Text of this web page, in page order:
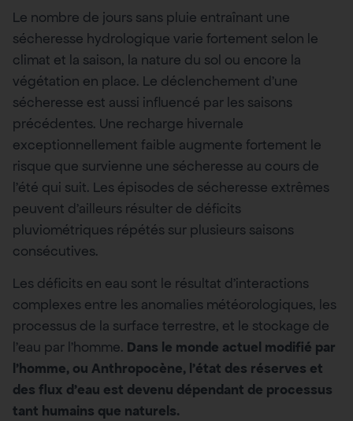
Le nombre de jours sans pluie entraînant une
sécheresse hydrologique varie fortement selon le
climat et la saison, la nature du sol ou encore la
végétation en place. Le déclenchement d’une
sécheresse est aussi influencé par les saisons
précédentes. Une recharge hivernale
exceptionnellement faible augmente fortement le
risque que survienne une sécheresse au cours de
l’été qui suit. Les épisodes de sécheresse extrêmes
peuvent d’ailleurs résulter de déficits
pluviométriques répétés sur plusieurs saisons
consécutives.
Les déficits en eau sont le résultat d’interactions
complexes entre les anomalies météorologiques, les
processus de la surface terrestre, et le stockage de
l’eau par l’homme. Dans le monde actuel modifié par
l’homme, ou Anthropocène, l’état des réserves et
des flux d’eau est devenu dépendant de processus
tant humains que naturels.